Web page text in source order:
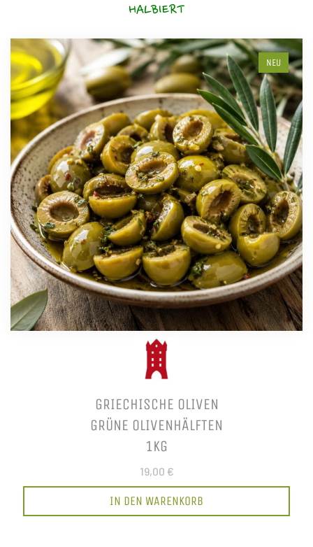
HALBIERT
NEU
GRIECHISCHE OLIVEN
GRÜNE OLIVENHÄLFTEN
1KG
19,00 €
IN DEN WARENKORB